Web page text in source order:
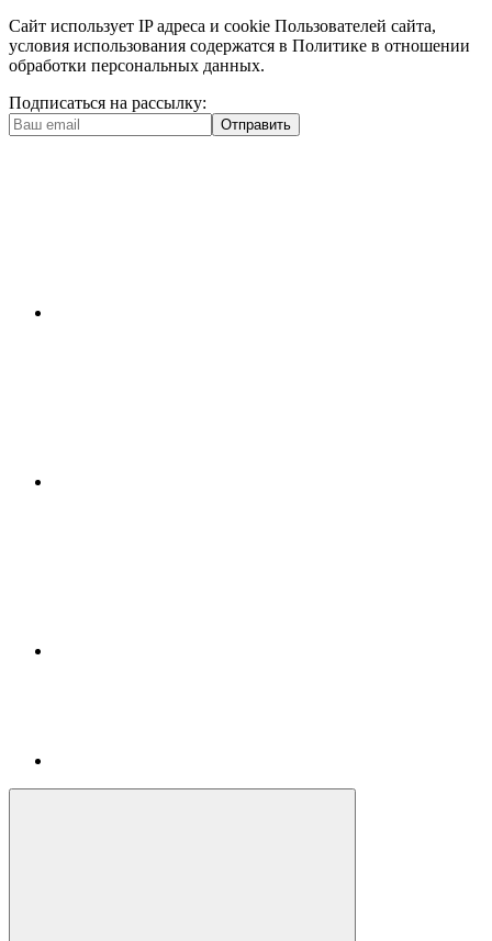
Сайт использует IP адреса и cookie Пользователей сайта,
условия использования содержатся в Политике в отношении
обработки персональных данных.
Подписаться на рассылку:
Отправить